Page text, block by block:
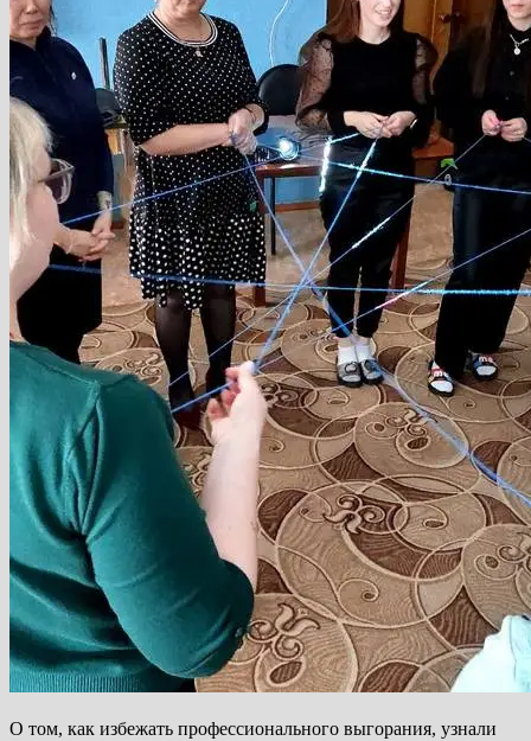
О том, как избежать профессионального выгорания, узнали